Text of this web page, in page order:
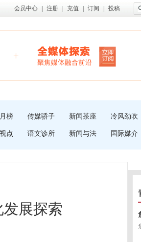
会员中心 注册 充值 订阅 投稿
榜 传媒骄子 新闻茶座 冷风劲吹
点 语文诊所 新闻与法 国际媒介
展探索